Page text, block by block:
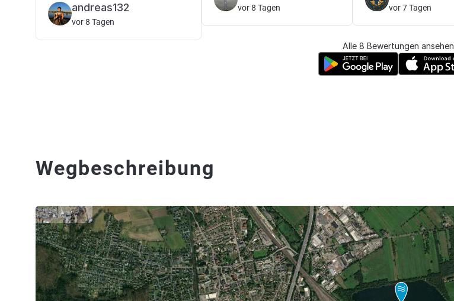
andreas132
vor 8 Tagen
vor 8 Tagen vor 7 Tagen
Alle 8 Bewertungen ansehen
Wegbeschreibung